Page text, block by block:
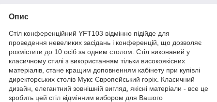
Опис
Стіл конференційний YFT103 відмінно підійде для
проведення невеликих засідань і конференцій, що дозволяє
розмістити до 10 осіб за одним столом. Стіл виконаний у
класичному стилі з використанням тільки високоякісних
матеріалів, стане кращим доповненням кабінету при купівлі
директорських столів Мукс Європейський горіх. Класичний
дизайн, елегантний зовнішній вигляд, якісні матеріали - все це
зробить цей стіл відмінним вибором для Вашого